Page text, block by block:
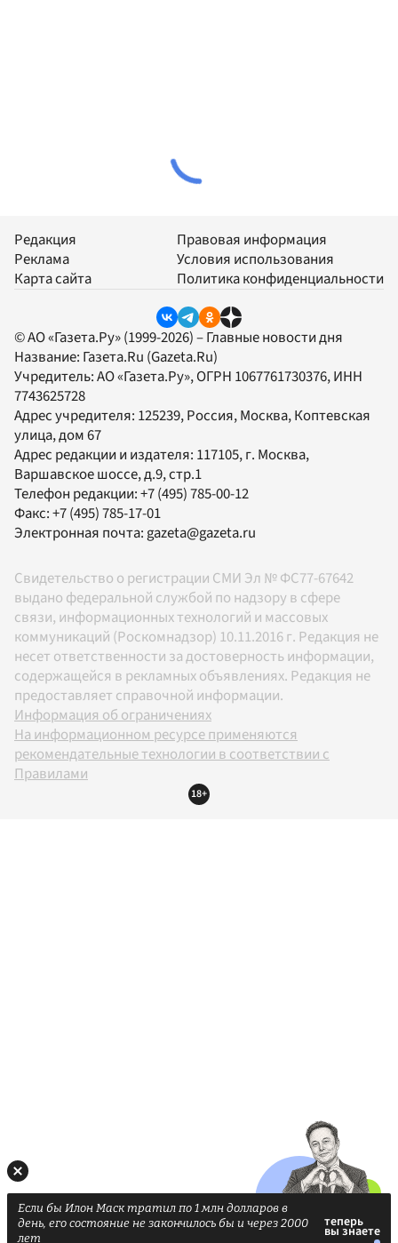
Редакция
Реклама
Карта сайта
Правовая информация
Условия использования
Политика конфиденциальности
© АО «Газета.Ру» (1999-2026) – Главные новости дня
Название: Газета.Ru (Gazeta.Ru)
Учредитель:АО «Газета.Ру», ОГРН 1067761730376, ИНН
7743625728
Адрес учредителя: 125239, Россия, Москва, Коптевская
улица, дом 67
Адрес редакции и издателя: 117105, г. Москва,
Варшавское шоссе, д.9, стр.1
Телефон редакции:+7 (495) 785-00-12
Факс:+7 (495) 785-17-01
Электронная почта:gazeta@gazeta.ru
Свидетельство о регистрации СМИ Эл № ФС77-67642
выдано федеральной службой по надзору в сфере
связи, информационных технологий и массовых
коммуникаций (Роскомнадзор) 10.11.2016 г. Редакция не
несет ответственности за достоверность информации,
содержащейся в рекламных объявлениях. Редакция не
предоставляет справочной информации.
Информация об ограничениях
На информационном ресурсе применяются
рекомендательные технологии в соответствии с
Правилами
18+
Если бы Илон Маск тратил по 1 млн долларов в
день, его состояние не закончилось бы и через 2000
лет